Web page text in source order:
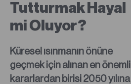
Tutturmak Hayal
mi Oluyor?
Küresel ısınmanın önüne
geçmek için alınan en önemli
kararlardan birisi 2050 yılına